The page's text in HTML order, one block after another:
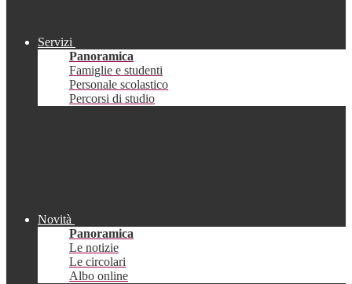
Servizi
Panoramica
Famiglie e studenti
Personale scolastico
Percorsi di studio
Novità
Panoramica
Le notizie
Le circolari
Albo online